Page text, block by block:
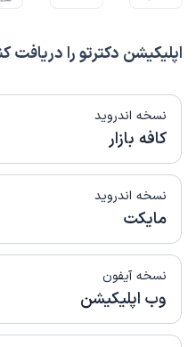
زمان انتظار:0-15 دقیقه
انشالا زنده باشن همیشه.
فهمیدم که واقعا باتجربه و
زمان انتظار:
برای همسرم که یه مدت بود
اپلیکیشن دکترتو را دریافت
نسخه اندروید
کافه بازار
نسخه اندروید
مایکت
نسخه آیفون
وب اپلیکیشن